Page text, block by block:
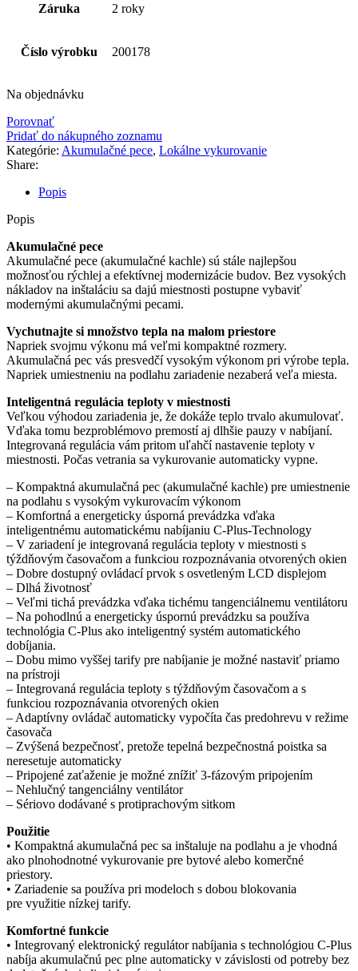
Záruka 2 roky
Číslo výrobku 200178
Na objednávku
Porovnať
Pridať do nákupného zoznamu
Kategórie: Akumulačné pece, Lokálne vykurovanie
Share:
Popis
Popis
Akumulačné pece
Akumulačné pece (akumulačné kachle) sú stále najlepšou
možnosťou rýchlej a efektívnej modernizácie budov. Bez vysokých
nákladov na inštaláciu sa dajú miestnosti postupne vybaviť
modernými akumulačnými pecami.
Vychutnajte si množstvo tepla na malom priestore
Napriek svojmu výkonu má veľmi kompaktné rozmery.
Akumulačná pec vás presvedčí vysokým výkonom pri výrobe tepla.
Napriek umiestneniu na podlahu zariadenie nezaberá veľa miesta.
Inteligentná regulácia teploty v miestnosti
Veľkou výhodou zariadenia je, že dokáže teplo trvalo akumulovať.
Vďaka tomu bezproblémovo premostí aj dlhšie pauzy v nabíjaní.
Integrovaná regulácia vám pritom uľahčí nastavenie teploty v
miestnosti. Počas vetrania sa vykurovanie automaticky vypne.
– Kompaktná akumulačná pec (akumulačné kachle) pre umiestnenie
na podlahu s vysokým vykurovacím výkonom
– Komfortná a energeticky úsporná prevádzka vďaka
inteligentnému automatickému nabíjaniu C-Plus-Technology
– V zariadení je integrovaná regulácia teploty v miestnosti s
týždňovým časovačom a funkciou rozpoznávania otvorených okien
– Dobre dostupný ovládací prvok s osvetleným LCD displejom
– Dlhá životnosť
– Veľmi tichá prevádzka vďaka tichému tangenciálnemu ventilátoru
– Na pohodlnú a energeticky úspornú prevádzku sa používa
technológia C-Plus ako inteligentný systém automatického
dobíjania.
– Dobu mimo vyššej tarify pre nabíjanie je možné nastaviť priamo
na prístroji
– Integrovaná regulácia teploty s týždňovým časovačom a s
funkciou rozpoznávania otvorených okien
– Adaptívny ovládač automaticky vypočíta čas predohrevu v režime
časovača
– Zvýšená bezpečnosť, pretože tepelná bezpečnostná poistka sa
neresetuje automaticky
– Pripojené zaťaženie je možné znížiť 3-fázovým pripojením
– Nehlučný tangenciálny ventilátor
– Sériovo dodávané s protiprachovým sitkom
Použitie
• Kompaktná akumulačná pec sa inštaluje na podlahu a je vhodná
ako plnohodnotné vykurovanie pre bytové alebo komerčné
priestory.
• Zariadenie sa používa pri modeloch s dobou blokovania
pre využitie nízkej tarify.
Komfortné funkcie
• Integrovaný elektronický regulátor nabíjania s technológiou C-Plus
nabíja akumulačnú pec plne automaticky v závislosti od potreby bez